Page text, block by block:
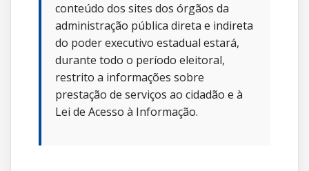
conteúdo dos sites dos órgãos da
administração pública direta e indireta
do poder executivo estadual estará,
durante todo o período eleitoral,
restrito a informações sobre
prestação de serviços ao cidadão e à
Lei de Acesso à Informação.